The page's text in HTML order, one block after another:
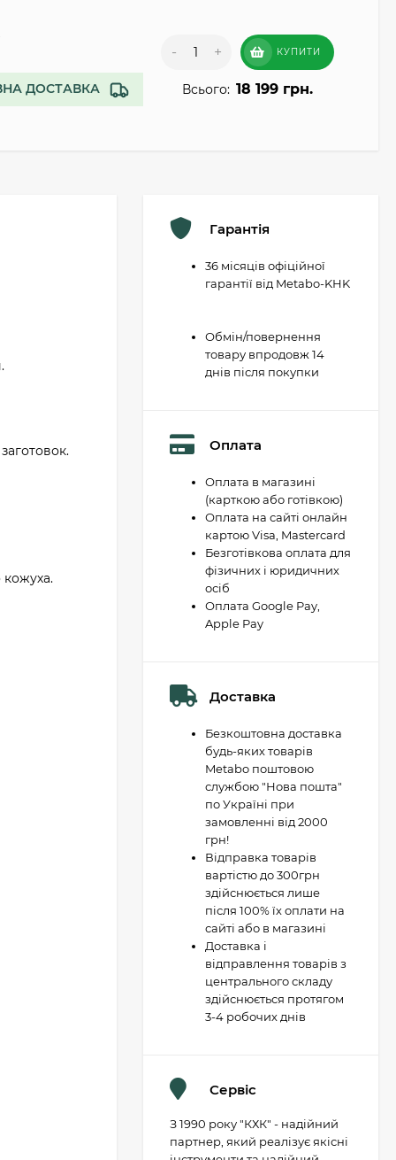
ДОСТАВКА
- + КУПИТИ
Всього: 18 199 грн.
Гарантія
36 місяців офіційної
гарантії від Metabo-KHK
Обмін/повернення
товару впродовж 14
днів після покупки
Оплата
Оплата в магазині
(карткою або готівкою)
Оплата на сайті онлайн
картою Visa, Mastercard
Безготівкова оплата для
фізичних і юридичних
осіб
Оплата Google Pay,
Apple Pay
Доставка
Безкоштовна доставка
будь-яких товарів
Metabo поштовою
службою "Нова пошта"
по Україні при
замовленні від 2000
грн!
Відправка товарів
вартістю до 300грн
здійснюється лише
після 100% їх оплати на
сайті або в магазині
Доставка і
відправлення товарів з
центрального складу
здійснюється протягом
3-4 робочих днів
Сервіс
З 1990 року "КХК" - надійний
партнер, який реалізує якісні